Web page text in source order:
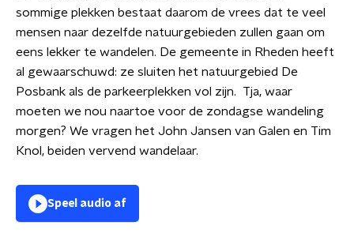
sommige plekken bestaat daarom de vrees dat te veel
mensen naar dezelfde natuurgebieden zullen gaan om
eens lekker te wandelen. De gemeente in Rheden heeft
al gewaarschuwd: ze sluiten het natuurgebied De
Posbank als de parkeerplekken vol zijn. Tja, waar
moeten we nou naartoe voor de zondagse wandeling
morgen? We vragen het John Jansen van Galen en Tim
Knol, beiden vervend wandelaar.
Speel audio af